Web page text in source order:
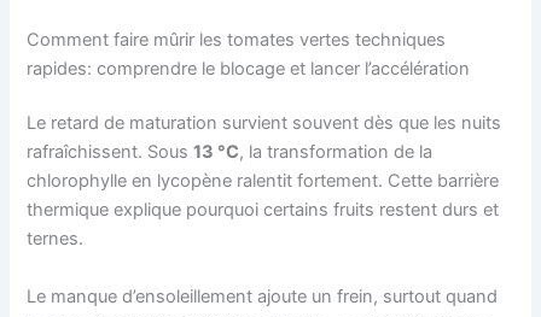
Comment faire mûrir les tomates vertes techniques
rapides: comprendre le blocage et lancer l’accélération
Le retard de maturation survient souvent dès que les nuits
rafraîchissent. Sous13 °C, la transformation de la
chlorophylle en lycopène ralentit fortement. Cette barrière
thermique explique pourquoi certains fruits restent durs et
ternes.
Le manque d’ensoleillement ajoute un frein, surtout quand